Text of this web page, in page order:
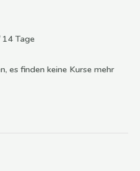
Tage
es finden keine Kurse mehr